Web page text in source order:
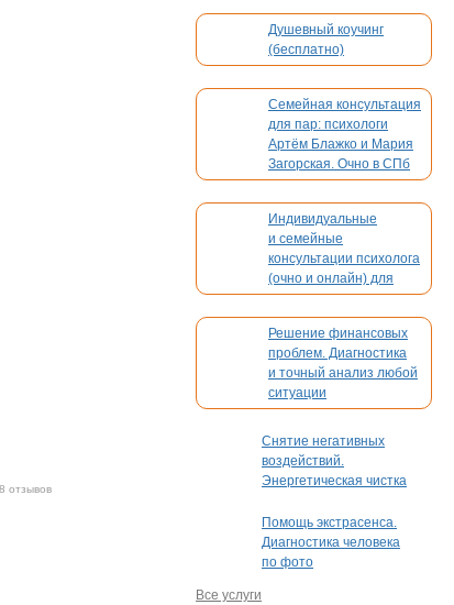
платежи. Без
конкуренции
Душевный коучинг
(бесплатно)
Семейная консультация
для пар: психологи
Артём Блажко и Мария
Загорская. Очно в СПб
и онлайн
Индивидуальные
и семейные
консультации психолога
(очно и онлайн) для
взрослых и детей
Решение финансовых
проблем. Диагностика
и точный анализ любой
ситуации
Снятие негативных
воздействий.
Энергетическая чистка
Помощь экстрасенса.
Диагностика человека
по фото
Все услуги
8 отзывов